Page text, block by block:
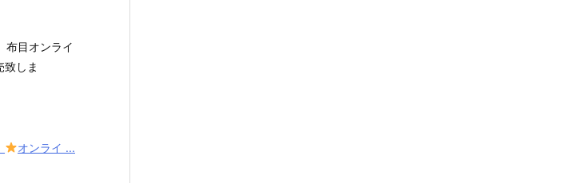
布目オンライ
致しま
オンライ ...